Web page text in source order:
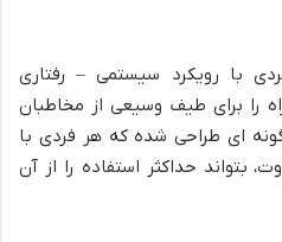
با رویکرد سیستمی – رفتاری
برای طیف وسیعی از مخاطبان
ای طراحی شده که هر فردی با
بتواند حداکثر استفاده را از آن